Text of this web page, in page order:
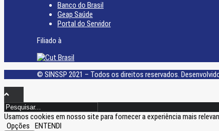
Banco do Brasil
Geap Saúde
Portal do Servidor
Filiado à
© SINSSP 2021 – Todos os direitos reservados.
Usamos cookies em nosso site para fornecer a experiência mais
Opções
ENTENDI